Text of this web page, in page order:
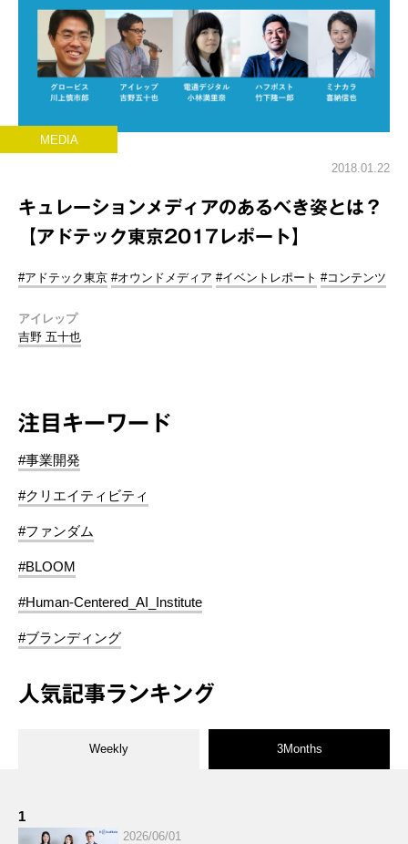
MEDIA
2018.01.22
キュレーションメディアのあるべき姿とは？
【アドテック東京2017レポート】
#アドテック東京 #オウンドメディア #イベントレポート #コンテンツ
アイレップ
吉野 五十也
注目キーワード
#事業開発
#クリエイティビティ
#ファンダム
#BLOOM
#Human-Centered_AI_Institute
#ブランディング
人気記事ランキング
Weekly 3Months
1
2026/06/01